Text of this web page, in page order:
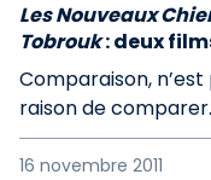
Les Nouveaux
Tobrouk: deux
Comparaison,
raison de comparer.
16 novembre 2011